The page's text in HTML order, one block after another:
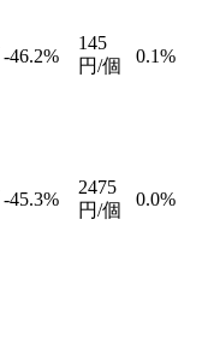
-46.2%
145
円/個
0.1%
-45.3%
2475
円/個
0.0%